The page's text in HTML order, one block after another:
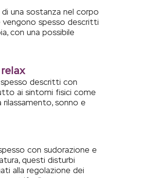
una sostanza nel corpo
vengono spesso descritti
con una possibile
descritti con
ai sintomi fisici come
sonno e
con sudorazione e
questi disturbi
alla regolazione dei